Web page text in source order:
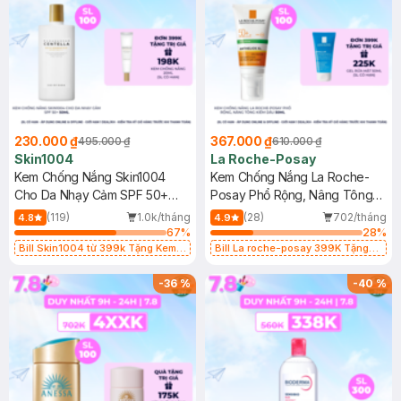
230.000 ₫495.000 ₫
Skin1004
Kem Chống Nắng Skin1004
Cho Da Nhạy Cảm SPF 50+
50ml
4.8 (119)
1.0k/tháng
67%
Bill Skin1004 từ 399k Tặng Kem
SPF 50+ 20ml (SL Có Hạn)
367.000 ₫610.000 ₫
La Roche-Posay
Kem Chống Nắng La Roche-
Posay Phổ Rộng, Nâng Tông
Kiềm Dầu 50ml
4.9 (28)
702/tháng
28%
Bill La roche-posay 399K Tặng
(SL có hạn)
-36% -40%